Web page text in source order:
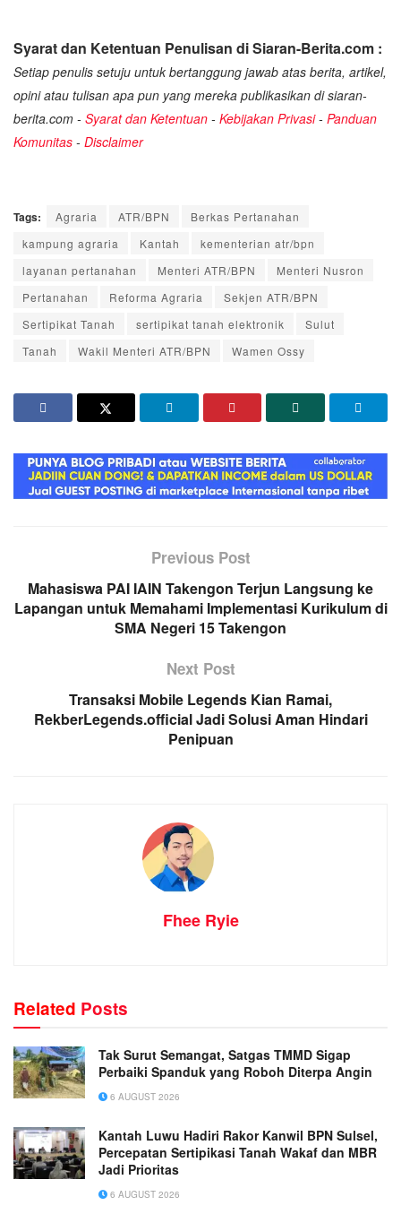
Syarat dan Ketentuan Penulisan di Siaran-Berita.com :
Setiap penulis setuju untuk bertanggung jawab atas berita, artikel,
opini atau tulisan apa pun yang mereka publikasikan di siaran-
berita.com - Syarat dan Ketentuan - Kebijakan Privasi- Panduan
Komunitas - Disclaimer
Tags: Agraria ATR/BPN
Berkas Pertanahan
kampung agraria
Kantah
kementerian atr/bpn
layanan pertanahan
Menteri ATR/BPN
Menteri Nusron
Pertanahan
Reforma Agraria
Sekjen ATR/BPN
Sertipikat Tanah
sertipikat tanah elektronik
Sulut
Tanah
Wakil Menteri ATR/BPN Wamen Ossy
Previous Post
Mahasiswa PAI IAIN Takengon Terjun Langsung ke
Lapangan untuk Memahami Implementasi Kurikulum di
SMA Negeri 15 Takengon
Next Post
Transaksi Mobile Legends Kian Ramai,
RekberLegends.official Jadi Solusi Aman Hindari
Penipuan
Fhee Ryie
Related Posts
Tak Surut Semangat, Satgas TMMD Sigap
Perbaiki Spanduk yang Roboh Diterpa Angin
6 AUGUST 2026
Kantah Luwu Hadiri Rakor Kanwil BPN Sulsel,
Percepatan Sertipikasi Tanah Wakaf dan MBR
Jadi Prioritas
6 AUGUST 2026